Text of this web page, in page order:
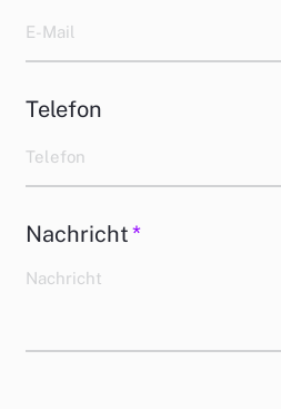
Telefon
Nachricht*